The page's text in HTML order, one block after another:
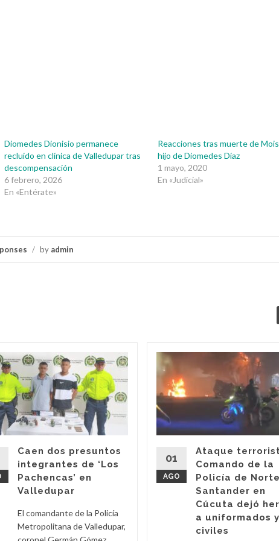
Diomedes Dionisio permanece
recluido en clínica de Valledupar tras
descompensación
6 febrero, 2026
En «Entérate»
Reacciones tras muerte de
hijo de Diomedes Díaz
1 mayo, 2020
En «Judicial»
/ by admin
Caen dos presuntos
integrantes de ‘Los
Pachencas’ en
Valledupar
El comandante de la Policía
Metropolitana de Valledupar,
01
AGO
Ataque
Comando de la
Policía de
Santander en
Cúcuta dejó
a uniformados y
civiles